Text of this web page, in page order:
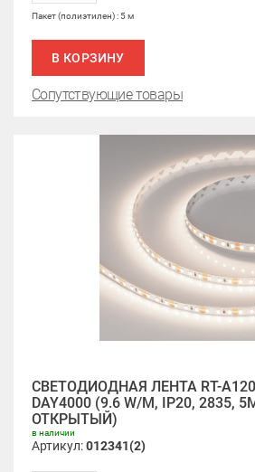
Пакет (полиэтилен) : 5 м
В КОРЗИНУ
Сопутствующие товары
СВЕТОДИОДНАЯ ЛЕНТА RT-
DAY4000 (9.6 W/M, IP20, 2835,
ОТКРЫТЫЙ)
в наличии
Артикул:012341(2)